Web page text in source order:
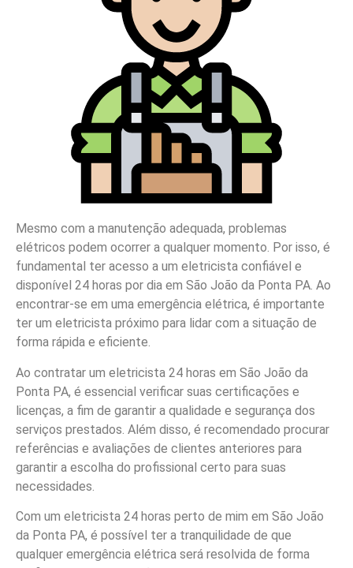
Mesmo com a manutenção adequada, problemas
elétricos podem ocorrer a qualquer momento. Por isso, é
fundamental ter acesso a um eletricista confiável e
disponível 24 horas por dia em São João da Ponta PA. Ao
encontrar-se em uma emergência elétrica, é importante
ter um eletricista próximo para lidar com a situação de
forma rápida e eficiente.
Ao contratar um eletricista 24 horas em São João da
Ponta PA, é essencial verificar suas certificações e
licenças, a fim de garantir a qualidade e segurança dos
serviços prestados. Além disso, é recomendado procurar
referências e avaliações de clientes anteriores para
garantir a escolha do profissional certo para suas
necessidades.
Com um eletricista 24 horas perto de mim em São João
da Ponta PA, é possível ter a tranquilidade de que
qualquer emergência elétrica será resolvida de forma